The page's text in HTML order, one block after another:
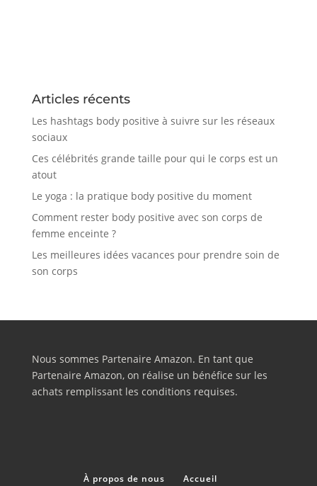
Articles récents
Les hashtags body positive à suivre sur les réseaux
sociaux
Ces célébrités grande taille pour qui le corps est un
atout
Le yoga : la pratique body positive du moment
Comment rester body positive avec son corps de
femme enceinte ?
Les meilleures idées vacances pour prendre soin de
son corps
Nous sommes Partenaire Amazon. En tant que
Partenaire Amazon, on réalise un bénéfice sur les
achats remplissant les conditions requises.
À propos de nous Accueil